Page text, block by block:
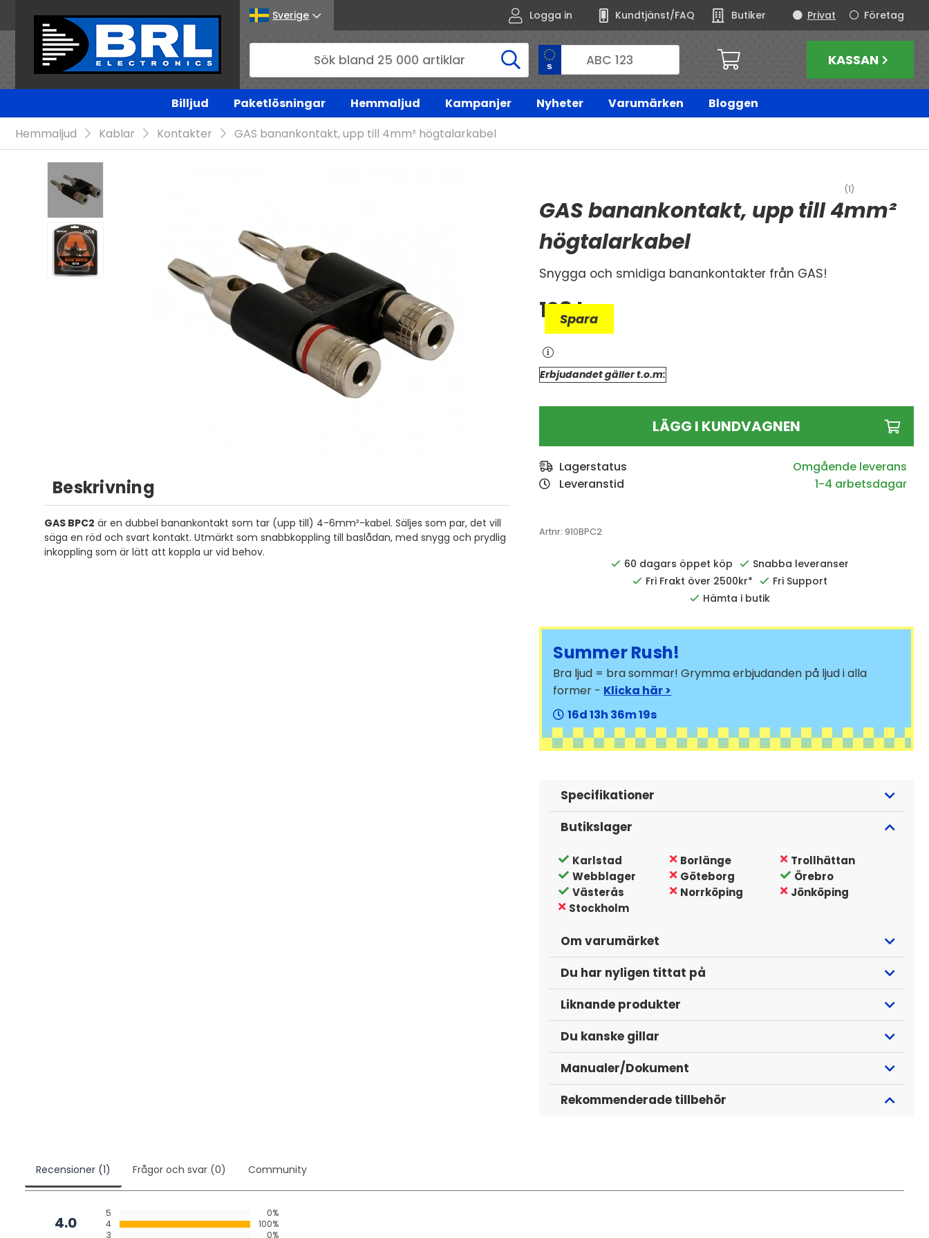
Sverige Logga in Kundtjänst/FAQ Butiker Företag
Privat
KASSAN
Billjud Paketlösningar Hemmaljud Kampanjer Nyheter Varumärken
Bloggen
Hemmaljud
Kablar Kontakter GAS banankontakt, upp till 4mm² högtalarkabel
Beskrivning
GAS BPC2 är en dubbel banankontakt som tar (upp till) 4-6mm²-kabel. Säljes som par, det vill
säga en röd och svart kontakt. Utmärkt som snabbkoppling till baslådan, med snygg och prydlig
inkoppling som är lätt att koppla ur vid behov.
(1)
GAS banankontakt, upp till 4mm²
högtalarkabel
Snygga och smidiga banankontakter från GAS!
128kr
Spara
Erbjudandet gäller t.o.m:
LÄGG I KUNDVAGNEN
Lagerstatus
Leveranstid
1-4 arbetsdagar
Artnr: 910BPC2
60 dagars öppet köp
Snabba leveranser
Fri Frakt över 2500kr*
Fri Support
Hämta i butik
Summer Rush!
Bra ljud = bra sommar! Grymma erbjudanden på ljud i alla
former - Klicka här >
16
13 36 17
Specifikationer
Butikslager
Karlstad Borlänge
Trollhättan
Webblager
Göteborg
Örebro
Västerås
Norrköping
Jönköping
Stockholm
Om varumärket
Du har nyligen tittat på
Liknande produkter
Du kanske gillar
Manualer/Dokument
Rekommenderade tillbehör
Recensioner (1) Frågor och svar (0) Community
4.0
5
0%
4
100%
3
0%